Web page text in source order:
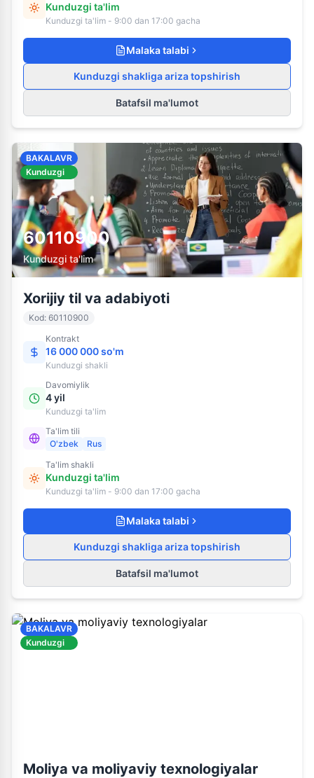
Kunduzgi ta'lim
Kunduzgi ta'lim - 9:00 dan 17:00 gacha
Malaka talabi
Kunduzgi shakliga ariza topshirish
Batafsil ma'lumot
60110900
Kunduzgi ta'lim
BAKALAVR
Kunduzgi
Xorijiy til va adabiyoti
Kod: 60110900
Kontrakt
16 000 000 so'm
Kunduzgi shakli
Davomiylik
4 yil
Kunduzgi ta'lim
Ta'lim tili
O'zbek
Rus
Ta'lim shakli
Kunduzgi ta'lim
Kunduzgi ta'lim - 9:00 dan 17:00 gacha
Malaka talabi
Kunduzgi shakliga ariza topshirish
Batafsil ma'lumot
BAKALAVR
Kunduzgi
Moliya va moliyaviy texnologiyalar